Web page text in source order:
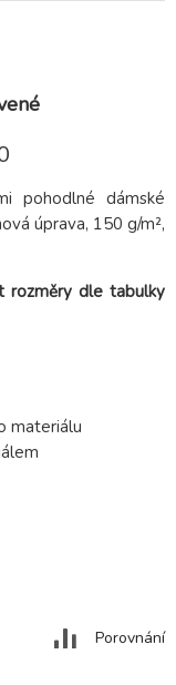
pohodlné dámské
úprava, 150 g/m²,
rozměry dle tabulky
materiálu
Porovnání